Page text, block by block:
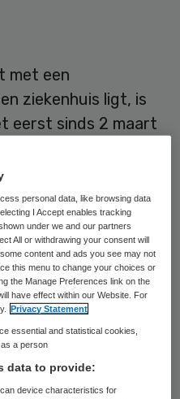
met een
ziekenhuis ligt, is
eerst sinds 2 maart
komt de totale
uit.
het Landelijk
Spreiding
dag achttien
dat
Hun
zij kwamen op
personal data, like browsing data
I Accept enables tracking
under we and our partners
All or withdrawing your consent will
content and ads you see may not
this menu to change your choices or
the Manage Preferences link on the
have effect within our Website. For
Privacy Statement
essential and statistical cookies,
a person
data to provide:
device characteristics for